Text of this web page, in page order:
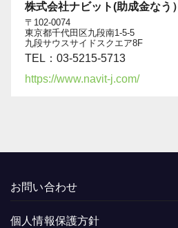
株式会社ナビット(助成金なう）
〒102-0074
東京都千代田区九段南1-5-5
九段サウスサイドスクエア8F
TEL：03-5215-5713
https://www.navit-j.com/
お問い合わせ
個人情報保護方針